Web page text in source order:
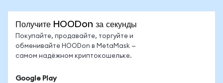
Получите HOODon за секунды
Покупайте, продавайте, торгуйте и
обменивайте HOODon в MetaMask —
самом надёжном криптокошельке.
Google Play